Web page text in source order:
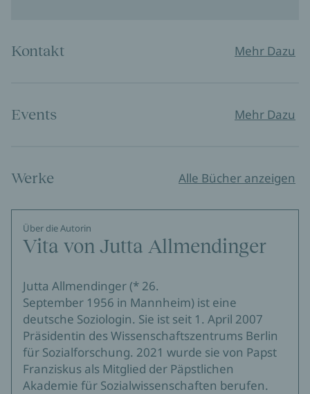
Kontakt Mehr Dazu
Events Mehr Dazu
Werke Alle Bücher anzeigen
Über die Autorin
Vita von Jutta Allmendinger
Jutta Allmendinger (* 26.
September 1956 in Mannheim) ist eine
deutsche Soziologin. Sie ist seit 1. April 2007
Präsidentin des Wissenschaftszentrums Berlin
für Sozialforschung. 2021 wurde sie von Papst
Franziskus als Mitglied der Päpstlichen
Akademie für Sozialwissenschaften berufen.